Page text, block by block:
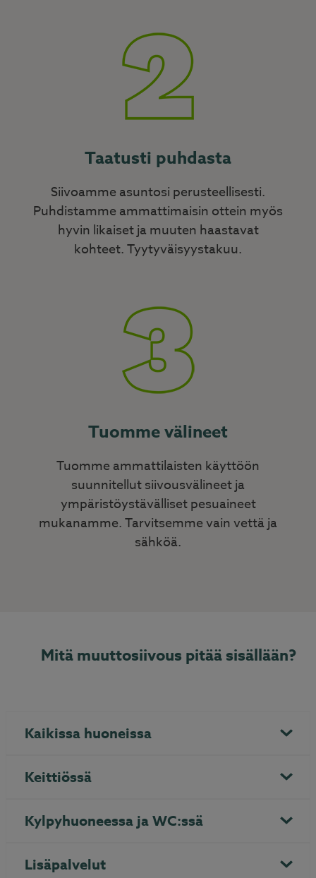
Taatusti puhdasta
Siivoamme asuntosi perusteellisesti.
Puhdistamme ammattimaisin ottein myös
hyvin likaiset ja muuten haastavat
kohteet. Tyytyväisyystakuu.
Tuomme välineet
Tuomme ammattilaisten käyttöön
suunnitellut siivousvälineet ja
ympäristöystävälliset pesuaineet
mukanamme. Tarvitsemme vain vettä ja
sähköä.
Mitä muuttosiivous pitää sisällään?
Kaikissa huoneissa
Keittiössä
Kylpyhuoneessa ja WC:ssä
Lisäpalvelut